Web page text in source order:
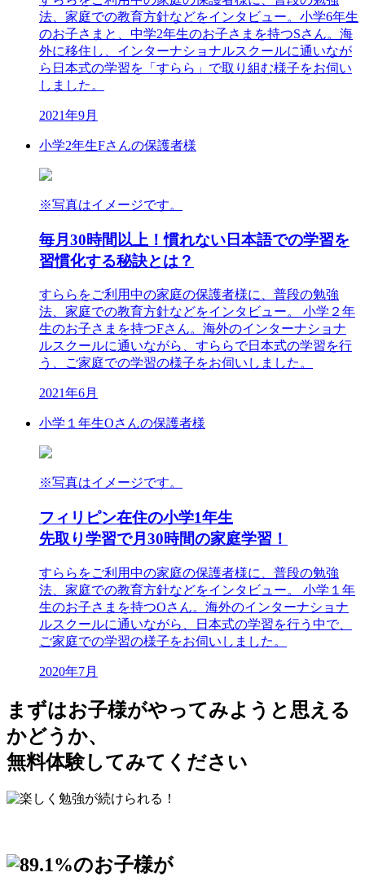
法、家庭での教育方針などをインタビュー。小学6年生
のお子さまと、中学2年生のお子さまを持つSさん。海
外に移住し、インターナショナルスクールに通いなが
ら日本式の学習を「すらら」で取り組む様子をお伺い
しました。
2021年9月
小学2年生Fさんの保護者様
※写真はイメージです。
毎月30時間以上！慣れない日本語での学習を
習慣化する秘訣とは？
すららをご利用中の家庭の保護者様に、普段の勉強
法、家庭での教育方針などをインタビュー。 小学２年
生のお子さまを持つFさん。海外のインターナショナ
ルスクールに通いながら、すららで日本式の学習を行
う、ご家庭での学習の様子をお伺いしました。
2021年6月
小学１年生Oさんの保護者様
※写真はイメージです。
フィリピン在住の小学1年生
先取り学習で月30時間の家庭学習！
すららをご利用中の家庭の保護者様に、普段の勉強
法、家庭での教育方針などをインタビュー。 小学１年
生のお子さまを持つOさん。海外のインターナショナ
ルスクールに通いながら、日本式の学習を行う中で、
ご家庭での学習の様子をお伺いしました。
2020年7月
まずはお子様がやってみよう と思える
かどうか、
無料体験してみてください
のお子様が